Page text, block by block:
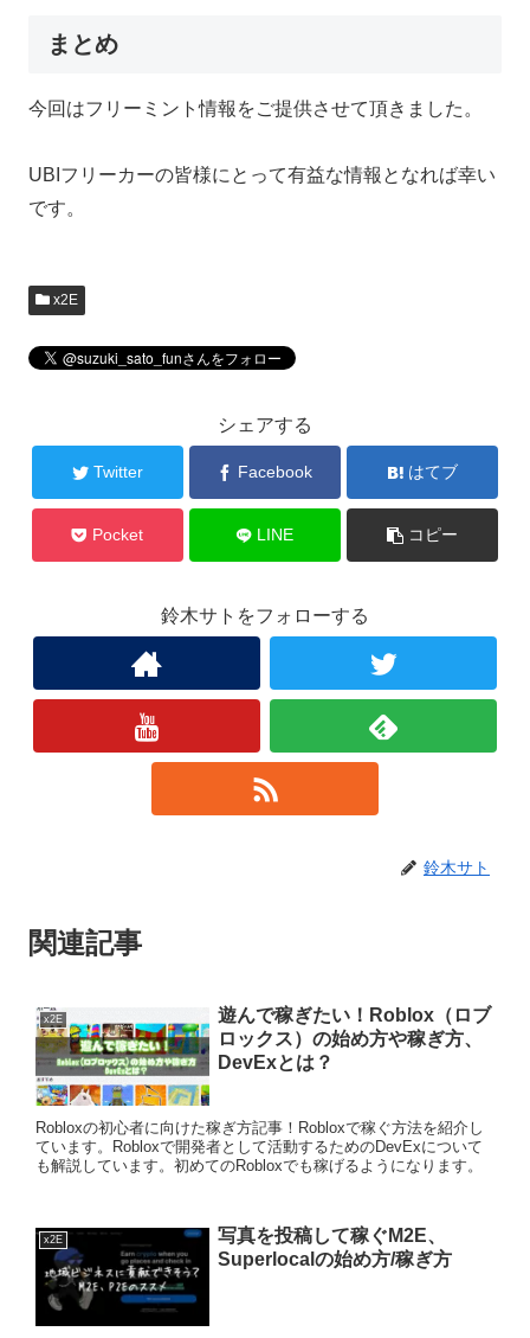
まとめ
今回はフリーミント情報をご提供させて頂きました。
UBIフリーカーの皆様にとって有益な情報となれば幸い
です。
x2E
シェアする
Twitter Facebook はてブ
Pocket LINE コピー
鈴木サトをフォローする
鈴木サト
関連記事
x2E
遊んで稼ぎたい！Roblox（ロブ
ロックス）の始め方や稼ぎ方、
DevExとは？
Robloxの初心者に向けた稼ぎ方記事！Robloxで稼ぐ方法を紹介し
ています。Robloxで開発者として活動するためのDevExについて
も解説しています。初めてのRobloxでも稼げるようになります。
x2E
写真を投稿して稼ぐM2E、
Superlocalの始め方/稼ぎ方